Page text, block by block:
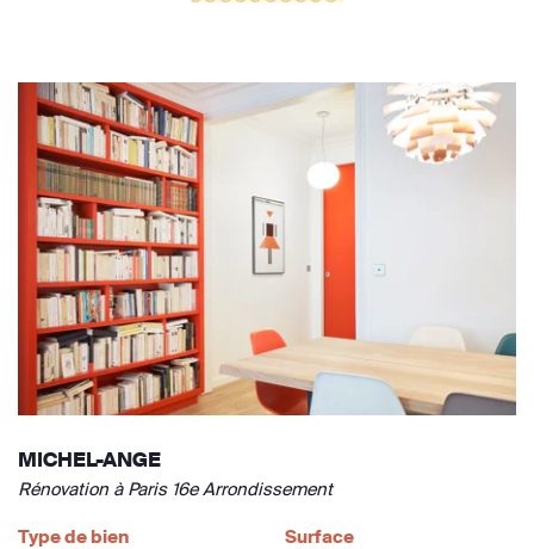
MICHEL-ANGE
Rénovation à Paris 16e Arrondissement
Type de bien
Surface